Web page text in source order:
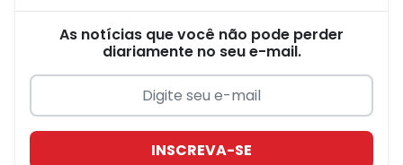
As notícias que você não pode perder
diariamente no seu e-mail.
INSCREVA-SE